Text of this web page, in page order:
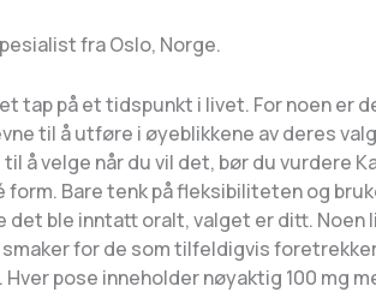
fra Oslo, Norge.
tap på et tidspunkt i livet. For noen
til å utføre i øyeblikkene av deres
til å velge når du vil det, bør du vurdere
form. Bare tenk på fleksibiliteten og
det ble inntatt oralt, valget er ditt.
for de som tilfeldigvis
pose inneholder nøyaktig 100 mg